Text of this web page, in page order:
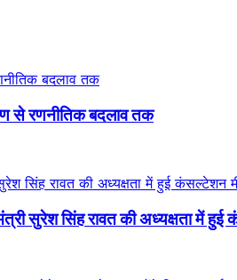
से रणनीतिक बदलाव तक
सुरेश सिंह रावत की अध्यक्षता में हुई